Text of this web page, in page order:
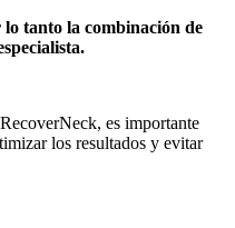
tanto la combinación de
RecoverNeck, es importante
los resultados y evitar